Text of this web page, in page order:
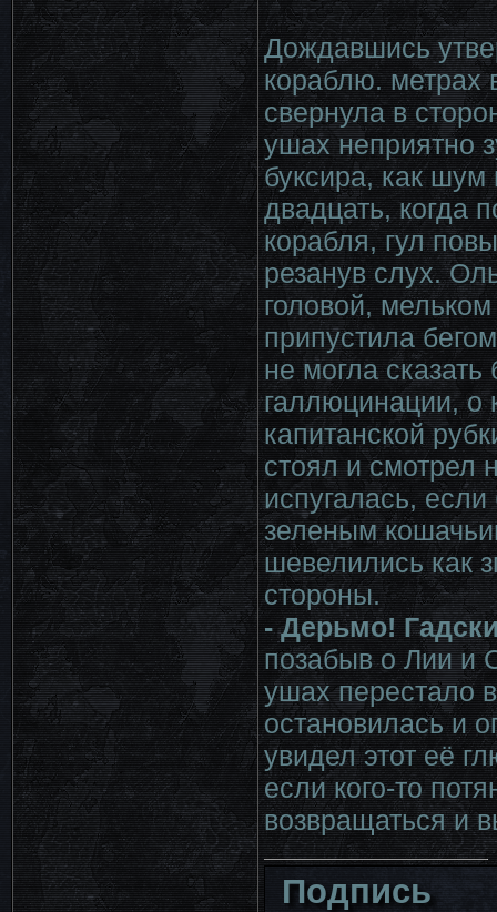
Дождавшись
кораблю. метрах
свернула в
ушах неприятно
буксира, как
двадцать, когда
корабля, гул
резанув слух.
головой,
припустила
не могла
галлюцинации, о
капитанской
стоял и смотрел
испугалась,
зеленым
шевелились как
стороны.
- Дерьмо!
позабыв о Лии и
ушах перестало
остановилась и
увидел этот её
если кого-то
возвращаться и
Подпись